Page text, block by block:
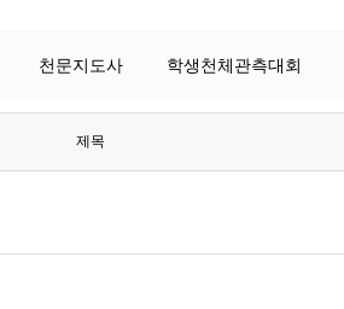
천문지도사 학생천체관측대회
제목